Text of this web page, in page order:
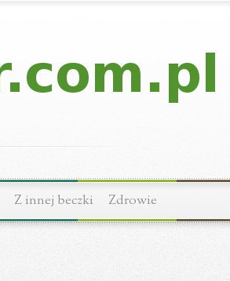
Z innej beczki Zdrowie